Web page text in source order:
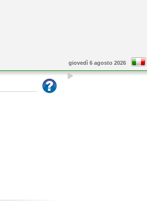
giovedì 6 agosto 2026